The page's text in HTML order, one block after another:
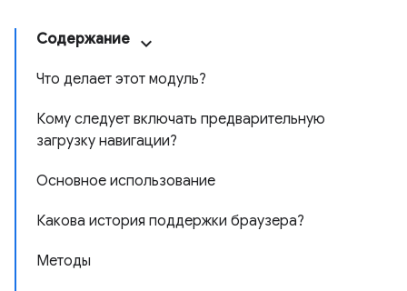
Содержание
Что делает этот модуль?
Кому следует включать предварительную
загрузку навигации?
Основное использование
Какова история поддержки браузера?
Методы